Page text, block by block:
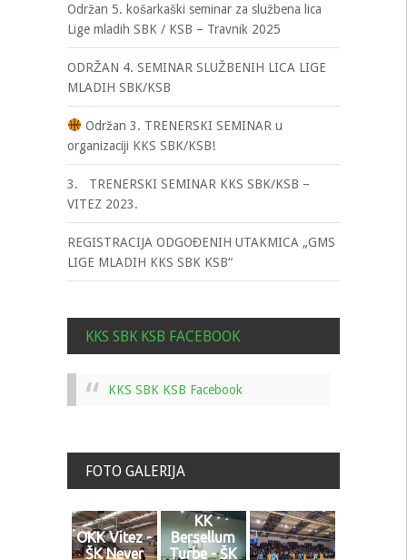
Održan 5. košarkaški seminar za službena lica
Lige mladih SBK / KSB – Travnik 2025
ODRŽAN 4. SEMINAR SLUŽBENIH LICA LIGE
MLADIH SBK/KSB
Održan 3. TRENERSKI SEMINAR u
organizaciji KKS SBK/KSB!
3. TRENERSKI SEMINAR KKS SBK/KSB –
VITEZ 2023.
REGISTRACIJA ODGOĐENIH UTAKMICA „GMS
LIGE MLADIH KKS SBK KSB“
KKS SBK KSB FACEBOOK
KKS SBK KSB Facebook
FOTO GALERIJA
OKK Vitez -
ŠK Never
KK
Bersellum
Turbe - ŠK